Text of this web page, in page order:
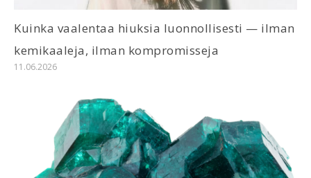
Kuinka vaalentaa hiuksia luonnollisesti — ilman
kemikaaleja, ilman kompromisseja
11.06.2026